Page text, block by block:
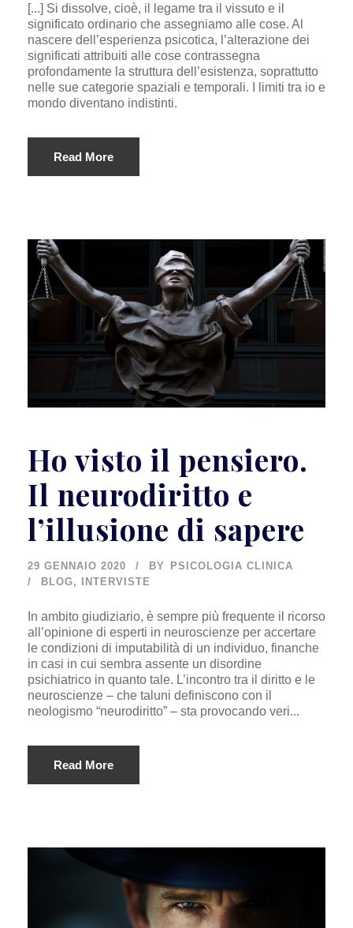
[...] Si dissolve, cioè, il legame tra il vissuto e il
significato ordinario che assegniamo alle cose. Al
nascere dell’esperienza psicotica, l’alterazione dei
significati attribuiti alle cose contrassegna
profondamente la struttura dell’esistenza, soprattutto
nelle sue categorie spaziali e temporali. I limiti tra io e
mondo diventano indistinti.
Read More
Ho visto il pensiero.
Il neurodiritto e
l’illusione di sapere
29 GENNAIO 2020 BY
PSICOLOGIA CLINICA
BLOG, INTERVISTE
In ambito giudiziario, è sempre più frequente il ricorso
all’opinione di esperti in neuroscienze per accertare
le condizioni di imputabilità di un individuo, finanche
in casi in cui sembra assente un disordine
psichiatrico in quanto tale. L’incontro tra il diritto e le
neuroscienze – che taluni definiscono con il
neologismo “neurodiritto” – sta provocando veri...
Read More